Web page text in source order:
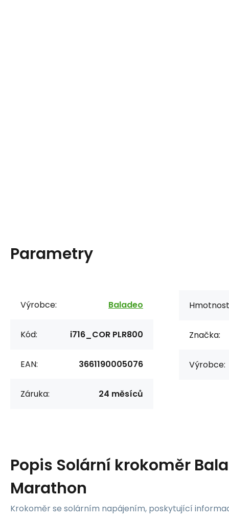
Parametry
Výrobce: Baladeo
Kód: i716_COR PLR800
EAN: 3661190005076
Záruka: 24 měsíců
Značka:
Výrobce:
Popis Solární krokoměr
Marathon
Krokoměr se solárním napájením, poskytující